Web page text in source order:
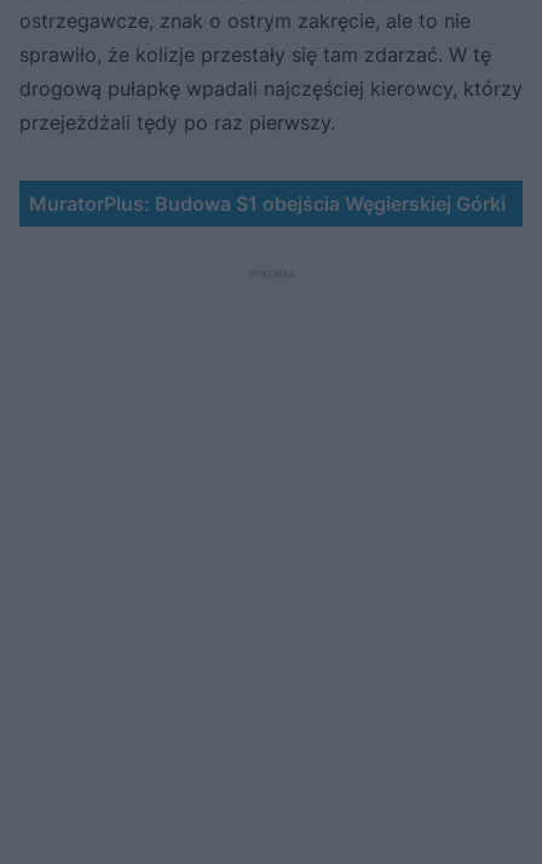
ostrzegawcze, znak o ostrym zakręcie, ale to nie
sprawiło, że kolizje przestały się tam zdarzać. W tę
drogową pułapkę wpadali najczęściej kierowcy, którzy
przejeżdżali tędy po raz pierwszy.
MuratorPlus: Budowa S1 obejścia Węgierskiej Górki